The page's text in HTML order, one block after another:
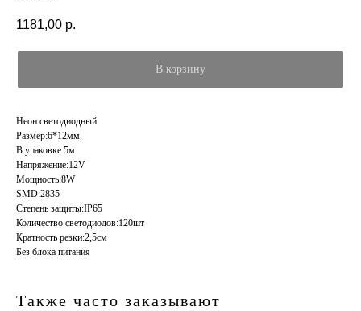
1181,00 р.
В корзину
Неон светодиодный
Размер:6*12мм.
В упаковке:5м
Напряжение:12V
Мощность:8W
SMD:2835
Степень защиты:IP65
Количество светодиодов:120шт
Кратность резки:2,5см
Без блока питания
Также часто заказывают